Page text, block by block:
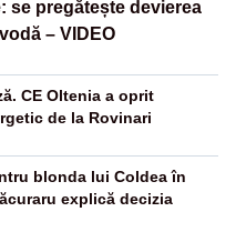
se pregătește devierea
– VIDEO
CE Oltenia a oprit
de la Rovinari
blonda lui Coldea în
explică decizia